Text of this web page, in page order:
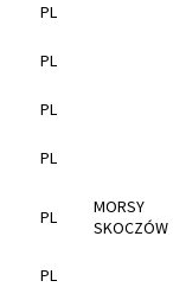
PL
PL
PL
PL
PL
MORSY
SKOCZÓW
PL